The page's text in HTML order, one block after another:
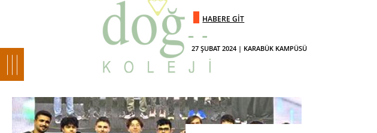
27 ŞUBAT 2024 | KARABÜK KAMPÜSÜ
HABERE GİT